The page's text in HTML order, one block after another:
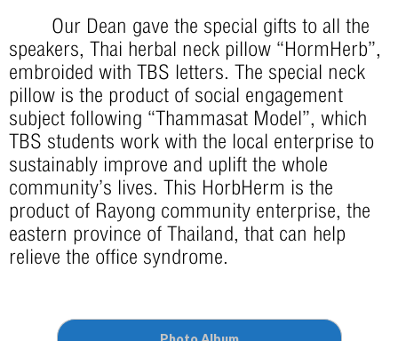
Our Dean gave the special gifts to all the
speakers, Thai herbal neck pillow “HormHerb”,
embroided with TBS letters. The special neck
pillow is the product of social engagement
subject following “Thammasat Model”, which
TBS students work with the local enterprise to
sustainably improve and uplift the whole
community’s lives. This HorbHerm is the
product of Rayong community enterprise, the
eastern province of Thailand, that can help
relieve the office syndrome.